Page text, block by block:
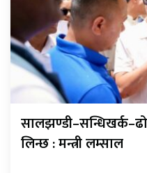
लिन्छ : मन्त्री लम्साल